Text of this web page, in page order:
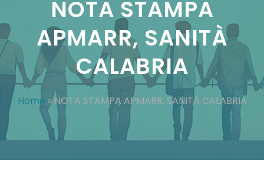
NOTA STAMPA
APMARR, SANITÀ
CALABRIA
Home »NOTA STAMPA APMARR, SANITÀ CALABRIA